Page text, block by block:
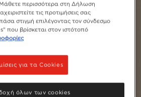
περισσότερα στη Δήλωση
τις προτιμήσεις σας
στιγμή επιλέγοντας τον σύνδεσμο
που βρίσκεται στον ιστότοπό
για τα Cookies
όλων των cookies